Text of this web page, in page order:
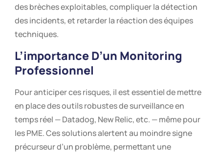
des brèches exploitables, compliquer la détection
des incidents, et retarder la réaction des équipes
techniques.
L’importance D’un Monitoring
Professionnel
Pour anticiper ces risques, il est essentiel de mettre
en place des outils robustes de surveillance en
temps réel — Datadog, New Relic, etc. — même pour
les PME. Ces solutions alertent au moindre signe
précurseur d’un problème, permettant une